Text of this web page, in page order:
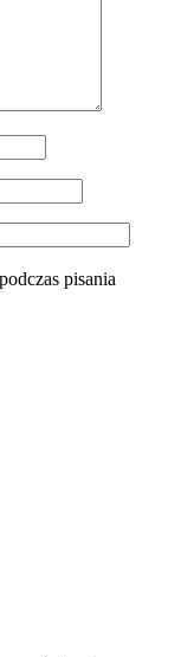
pisania